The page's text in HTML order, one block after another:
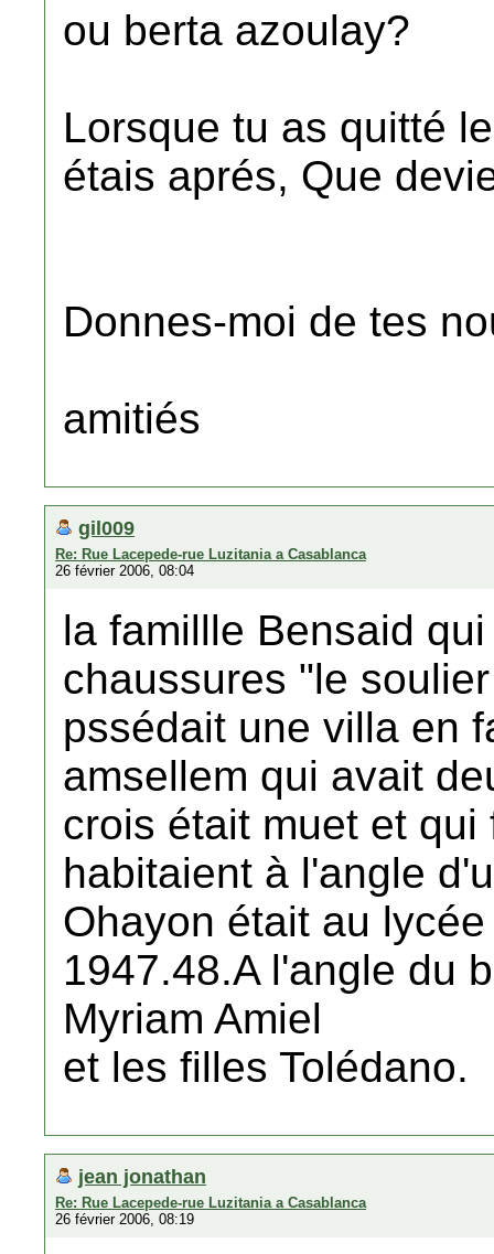
ou berta azoulay?
Lorsque tu as quitté
étais aprés, Que
Donnes-moi de tes
amitiés
gil009
Re: Rue Lacepede-rue Luzitania a Casablanca
26 février 2006, 08:04
la famillle Bensaid
chaussures "le
pssédait une villa en
amsellem qui avait
crois était muet et
habitaient à l'angle
Ohayon était au
1947.48.A l'angle du
Myriam Amiel
et les filles Tolédano.
jean jonathan
Re: Rue Lacepede-rue Luzitania a Casablanca
26 février 2006, 08:19